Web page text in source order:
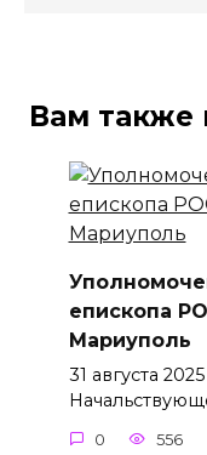
Вам также
епископа
Мариуполь
31 августа
0 556